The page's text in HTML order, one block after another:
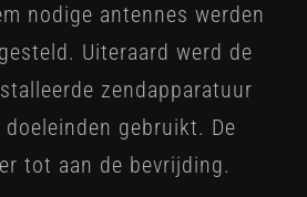
nodige antennes werden
Uiteraard werd de
zendapparatuur
gebruikt. De
tot aan de bevrijding.